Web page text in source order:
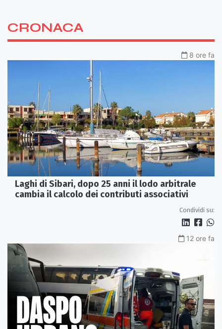
CRONACA
8 ore fa
Laghi di Sibari, dopo 25 anni il lodo arbitrale
cambia il calcolo dei contributi associativi
Condividi su:
12 ore fa